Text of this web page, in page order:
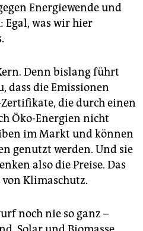
Energiewende und
Egal, was wir hier
Denn bislang führt
dass die Emissionen
die durch einen
Öko-Energien nicht
im Markt und können
genutzt werden. Und sie
also die Preise. Das
Klimaschutz.
noch nie so ganz –